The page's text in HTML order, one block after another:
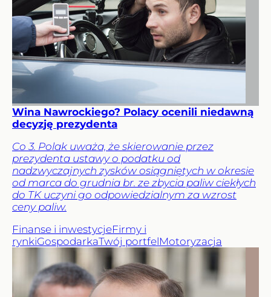
Wina Nawrockiego? Polacy ocenili niedawną
decyzję prezydenta
Co 3. Polak uważa, że skierowanie przez
prezydenta ustawy o podatku od
nadzwyczajnych zysków osiągniętych w okresie
od marca do grudnia br. ze zbycia paliw ciekłych
do TK uczyni go odpowiedzialnym za wzrost
ceny paliw.
Finanse i inwestycjeFirmy i
rynkiGospodarkaTwój portfelMotoryzacja